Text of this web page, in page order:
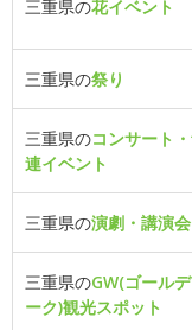
三重県の花イベント
三重県の祭り
三重県のコンサート
連イベント
三重県の演劇・講演会
三重県のGW(ゴール
ーク)観光スポット